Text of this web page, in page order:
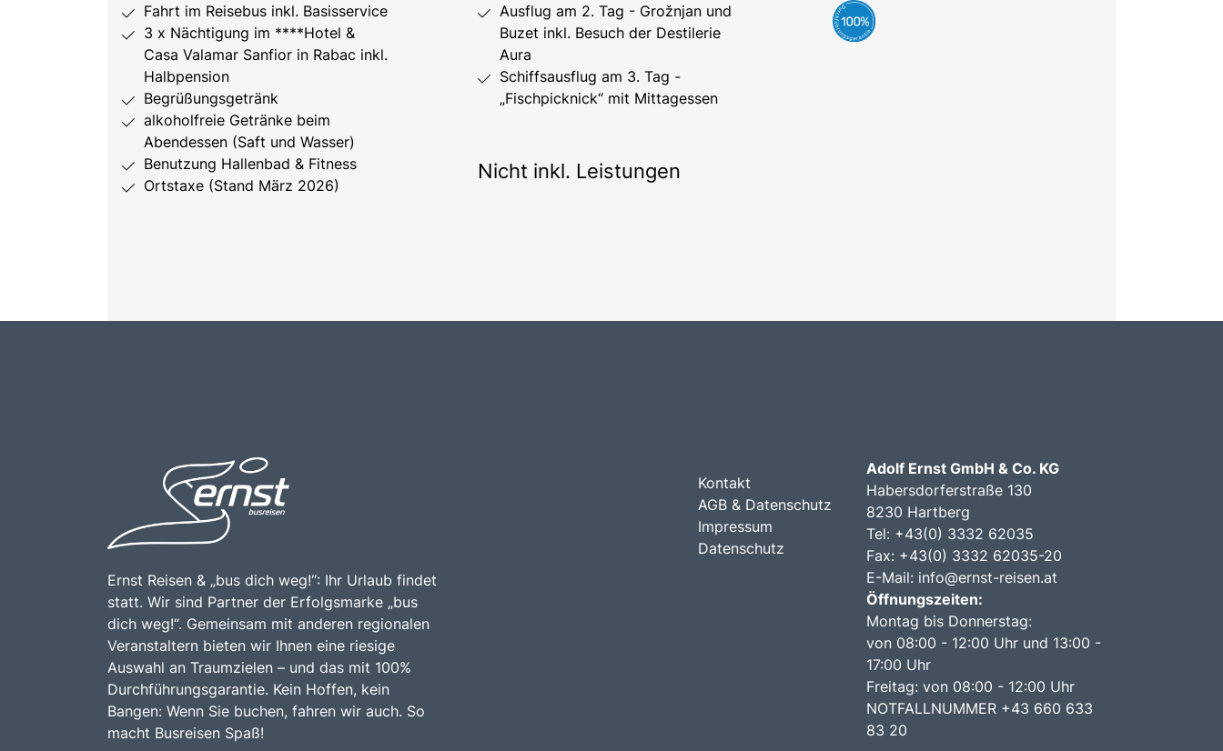
Fahrt im Reisebus inkl. Basisservice
3 x Nächtigung im ****Hotel &
Casa Valamar Sanfior in Rabac inkl.
Halbpension
Begrüßungsgetränk
alkoholfreie Getränke beim
Abendessen (Saft und Wasser)
Benutzung Hallenbad & Fitness
Ortstaxe (Stand März 2026)
Ausflug am 2. Tag - Grožnjan und
Buzet inkl. Besuch der Destilerie
Aura
Schiffsausflug am 3. Tag -
„Fischpicknick“ mit Mittagessen
Nicht inkl. Leistungen
Ernst Reisen & „bus dich weg!“: Ihr Urlaub findet
statt. Wir sind Partner der Erfolgsmarke „bus
dich weg!“. Gemeinsam mit anderen regionalen
Veranstaltern bieten wir Ihnen eine riesige
Auswahl an Traumzielen – und das mit 100%
Durchführungsgarantie. Kein Hoffen, kein
Bangen: Wenn Sie buchen, fahren wir auch. So
macht Busreisen Spaß!
Kontakt
AGB & Datenschutz
Impressum
Datenschutz
Adolf Ernst GmbH & Co. KG
Habersdorferstraße 130
8230 Hartberg
Tel: +43(0) 3332 62035
Fax: +43(0) 3332 62035-20
E-Mail: info@ernst-reisen.at
Öffnungszeiten:
Montag bis Donnerstag:
von 08:00 - 12:00 Uhr und 13:00 -
17:00 Uhr
Freitag: von 08:00 - 12:00 Uhr
NOTFALLNUMMER +43 660 633
83 20